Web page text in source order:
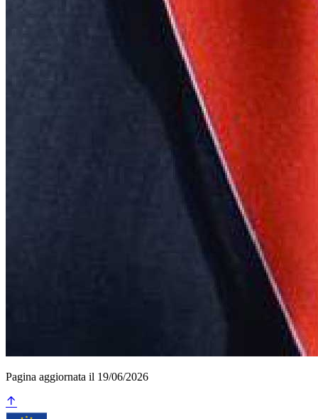
Pagina aggiornata il 19/06/2026